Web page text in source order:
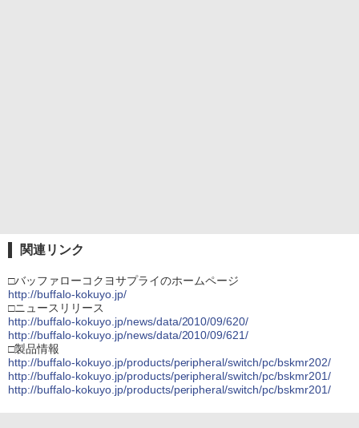
関連リンク
□バッファローコクヨサプライのホームページ
http://buffalo-kokuyo.jp/
□ニュースリリース
http://buffalo-kokuyo.jp/news/data/2010/09/620/
http://buffalo-kokuyo.jp/news/data/2010/09/621/
□製品情報
http://buffalo-kokuyo.jp/products/peripheral/switch/pc/bskmr202/
http://buffalo-kokuyo.jp/products/peripheral/switch/pc/bskmr201/
http://buffalo-kokuyo.jp/products/peripheral/switch/pc/bskmr201/